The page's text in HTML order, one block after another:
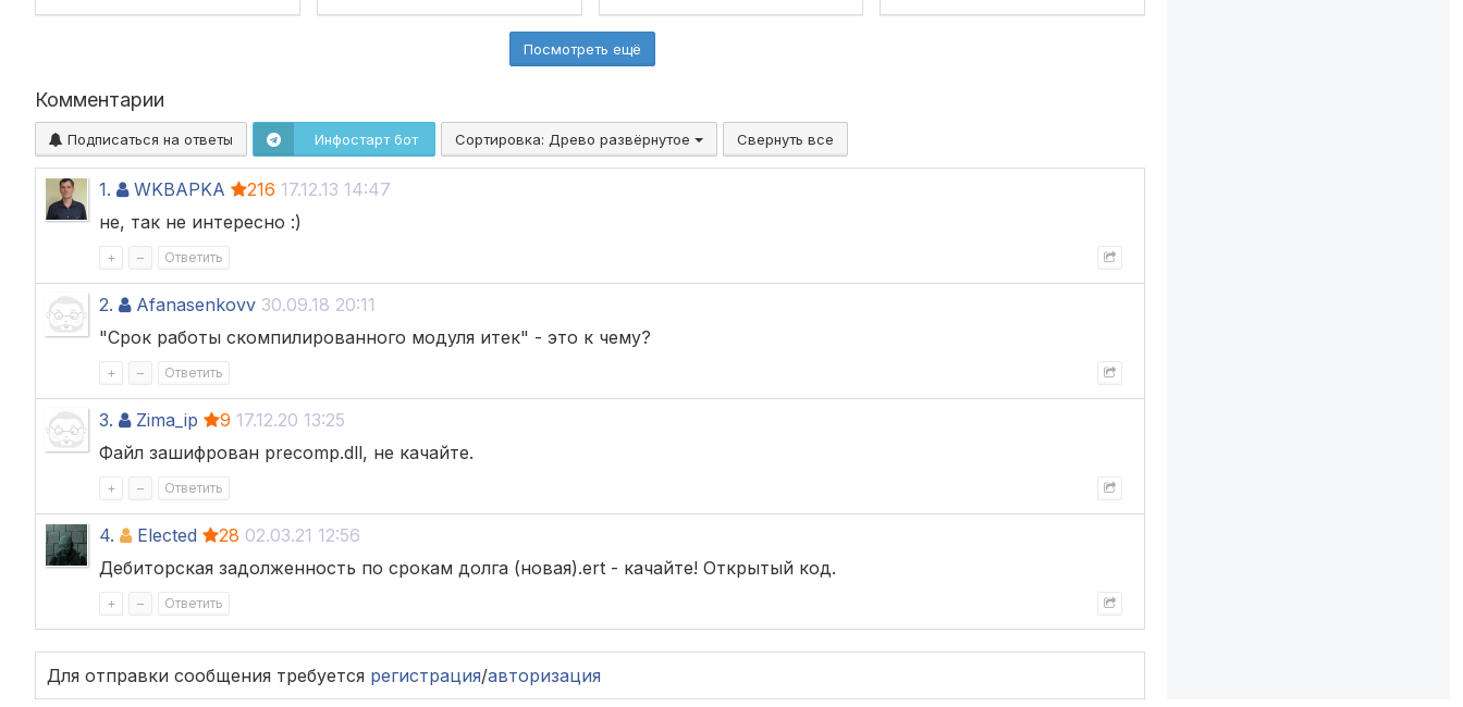
Посмотреть ещё
Комментарии
Подписаться на ответы Инфостарт бот Сортировка: Древо развёрнутое Свернуть все
1. WKBAPKA 216 17.12.13 14:47
не, так не интересно :)
+ – Ответить
2. Afanasenkovv 30.09.18 20:11
"Срок работы скомпилированного модуля итек" - это к чему?
+ – Ответить
3. Zima_ip 9 17.12.20 13:25
Файл зашифрован precomp.dll, не качайте.
+ – Ответить
4. Elected 28 02.03.21 12:56
Дебиторская задолженность по срокам долга (новая).ert - качайте! Открытый код.
+ – Ответить
Для отправки сообщения требуется регистрация/авторизация